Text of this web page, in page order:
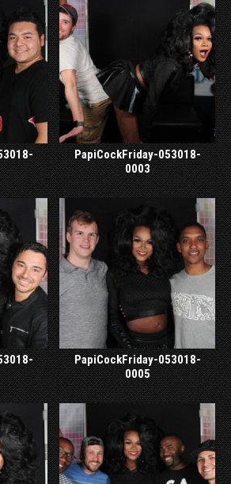
PapiCockFriday-053018-
0003
PapiCockFriday-053018-
0005